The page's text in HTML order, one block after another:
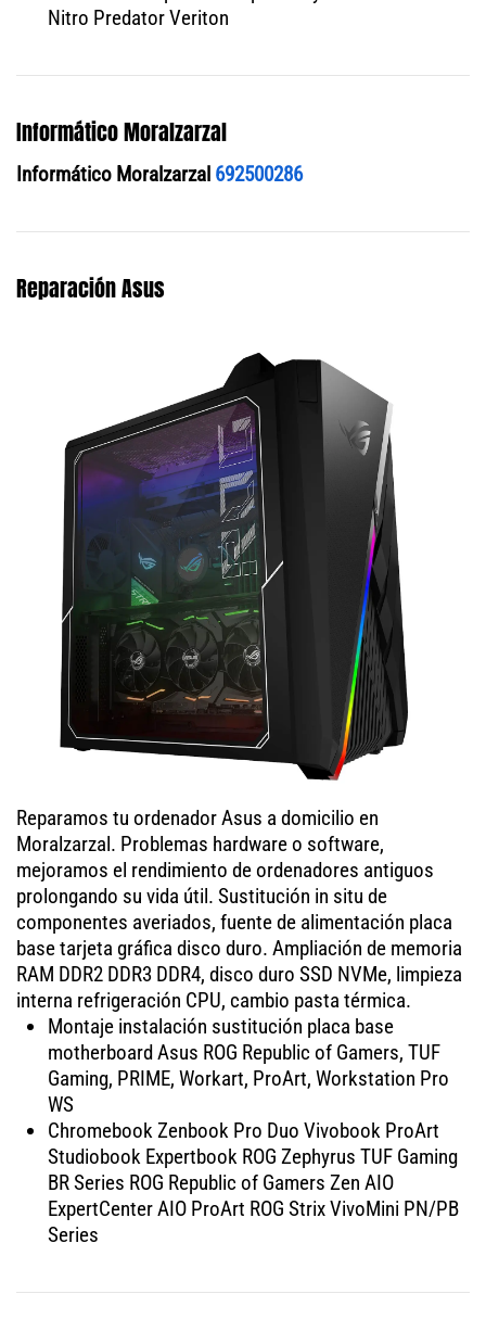
Nitro Predator Veriton
Informático Moralzarzal
Informático Moralzarzal 692500286
Reparación Asus
Reparamos tu ordenador Asus a domicilio en
Moralzarzal. Problemas hardware o software,
mejoramos el rendimiento de ordenadores antiguos
prolongando su vida útil. Sustitución in situ de
componentes averiados, fuente de alimentación placa
base tarjeta gráfica disco duro. Ampliación de memoria
RAM DDR2 DDR3 DDR4, disco duro SSD NVMe, limpieza
interna refrigeración CPU, cambio pasta térmica.
Montaje instalación sustitución placa base
motherboard Asus ROG Republic of Gamers, TUF
Gaming, PRIME, Workart, ProArt, Workstation Pro
WS
Chromebook Zenbook Pro Duo Vivobook ProArt
Studiobook Expertbook ROG Zephyrus TUF Gaming
BR Series ROG Republic of Gamers Zen AIO
ExpertCenter AIO ProArt ROG Strix VivoMini PN/PB
Series